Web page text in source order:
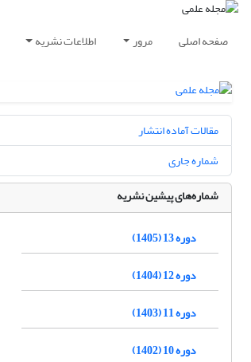
صفحه اصلی مرور اطلاعات نشریه
مقالات آماده انتشار
شماره جاری
شماره‌های پیشین نشریه
دوره 13 (1405)
دوره 12 (1404)
دوره 11 (1403)
دوره 10 (1402)